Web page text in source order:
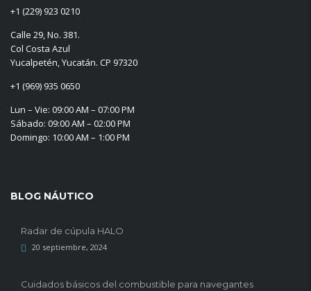
+1 (229) 923 0210
Calle 29, No. 381.
Col Costa Azul
Yucalpetén, Yucatán. CP 97320
+1 (969) 935 0650
Lun – Vie: 09:00 AM – 07:00 PM
Sábado: 09:00 AM – 02:00 PM
Domingo: 10:00 AM – 1:00 PM
BLOG NÁUTICO
Radar de cúpula HALO
20 septiembre, 2024
Cuidados básicos del combustible para navegantes